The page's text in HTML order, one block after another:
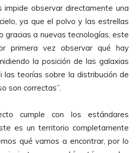
impide observar directamente una
ya que el polvo y las estrellas
gracias a nuevas tecnologías, este
primera vez observar qué hay
la posición de las galaxias
las teorías sobre la distribución de
son correctas”.
cumple con los estándares
es un territorio completamente
qué vamos a encontrar, por lo